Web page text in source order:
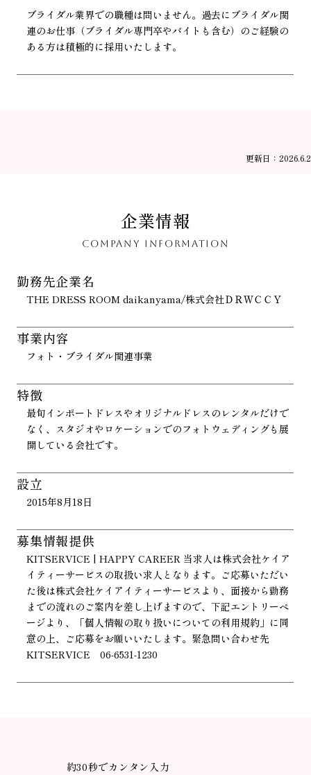
ブライダル業界での職種は問いません。過去にブライダル関
連のお仕事（ブライダル専門卒やバイトも含む）のご経験の
ある方は積極的に採用いたします。
更新日：2026.6.2
企業情報
COMPANY INFORMATION
勤務先企業名
THE DRESS ROOM daikanyama/株式会社ＤＲＷＣＣＹ
事業内容
フォト・ブライダル関連事業
特徴
最旬インポートドレスやオリジナルドレスのレンタルだけで
なく、スタジオやロケーションでのフォトウェディングも展
開している会社です。
設立
2015年8月18日
募集情報提供
KITSERVICE | HAPPY CAREER 当求人は株式会社ケイア
イティーサービスの取扱い求人となります。ご応募いただい
た後は株式会社ケイアイティーサービスより、面接から勤務
までの流れのご案内を差し上げますので、下記エントリーペ
ージより、「個人情報の取り扱いについての利用規約」に同
意の上、ご応募をお願いいたします。緊急問い合わせ先
KITSERVICE 06-6531-1230
約30秒でカンタン入力